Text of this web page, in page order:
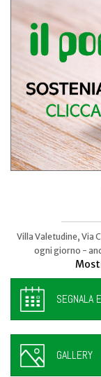
Villa Valetudine, Via
ogni giorno -
SEGNALA
GALLERY